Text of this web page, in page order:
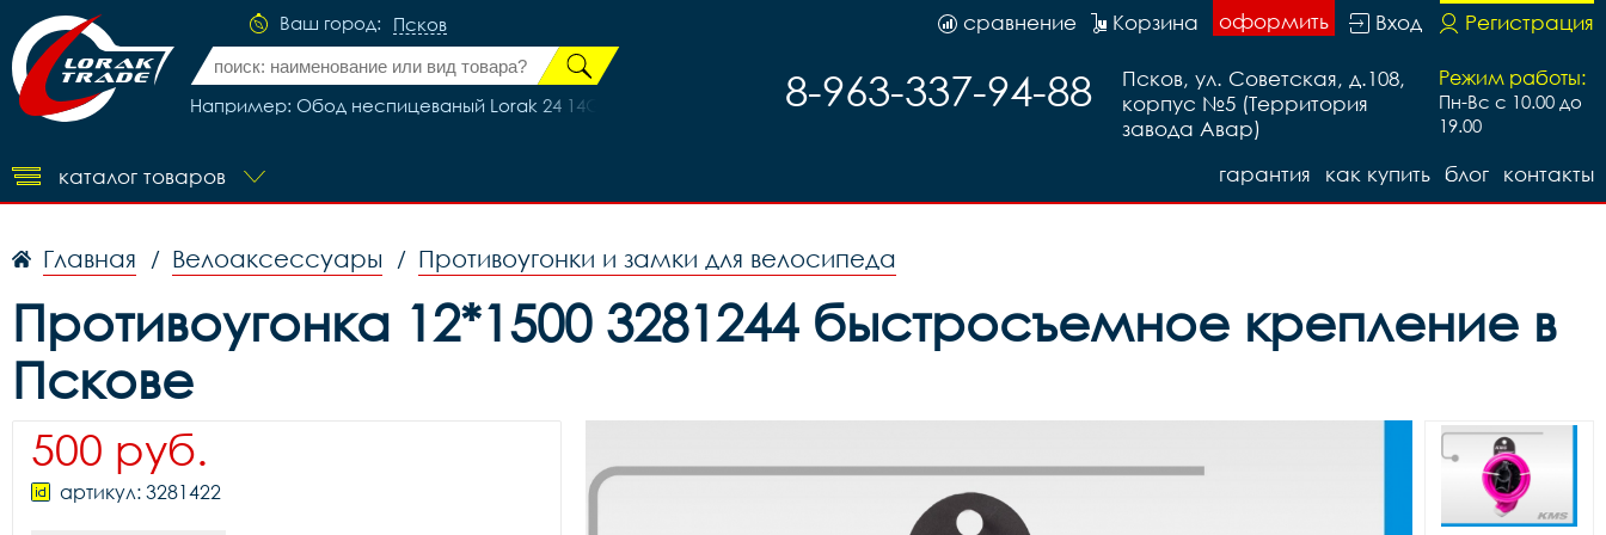
Ваш город: Псков
Например: Обод неспицеваный Lorak 24 14G 36H двойной черный, код 41491
Регистрация
Вход
оформить
Корзина
сравнение
Режим работы:
Пн-Вс с 10.00 до
19.00
Псков, ул. Советская, д.108,
корпус №5 (Территория
завода Авар)
8-963-337-94-88
каталог товаров контакты
блог
как купить
гарантия
Главная / Велоаксессуары / Противоугонки и замки для велосипеда
Противоугонка 12*1500 3281244 быстросъемное крепление в
Пскове
500 руб.
артикул: 3281422